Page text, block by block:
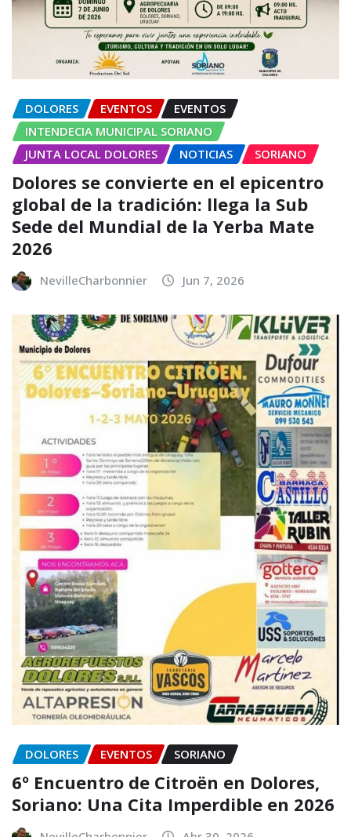
DOLORES EVENTOS
EVENTOS
INTENDECIA MUNICIPAL SORIANO
JUNTA LOCAL DOLORES
NOTICIAS SORIANO
Dolores se convierte en el epicentro
global de la tradición: llega la Sub
Sede del Mundial de la Yerba Mate
2026
NevilleCharbonnier Jun 7, 2026
DOLORES EVENTOS SORIANO
6º Encuentro de Citroën en Dolores,
Soriano: Una Cita Imperdible en 2026